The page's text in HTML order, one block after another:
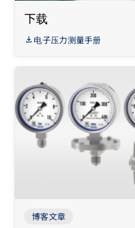
下载
电子压力测量手册
博客文章